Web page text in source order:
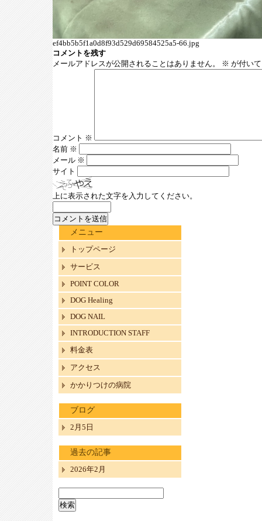
ef4bb5b5f1a0d8f93d529d69584525a5-66.jpg
コメントを残す
メールアドレスが公開されることはありません。
※ が付い
コメント ※
名前 ※
メール ※
サイト
上に表示された文字を入力してください。
メニュー
トップページ
サービス
POINT COLOR
DOG Healing
DOG NAIL
INTRODUCTION STAFF
料金表
アクセス
かかりつけの病院
ブログ
2月5日
過去の記事
2026年2月
索: